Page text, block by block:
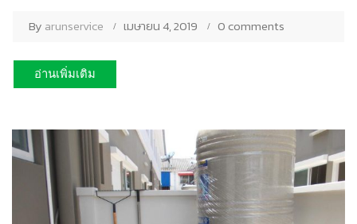
By arunservice เมษายน 4, 2019 0 comments
อ่านเพิ่มเติม